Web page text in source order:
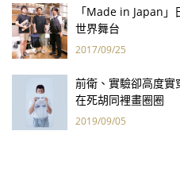
「Made in Japan
世界舞台
2017/09/25
前衛、實驗卻高度
在死胡同裡畫圈圈
2019/09/05